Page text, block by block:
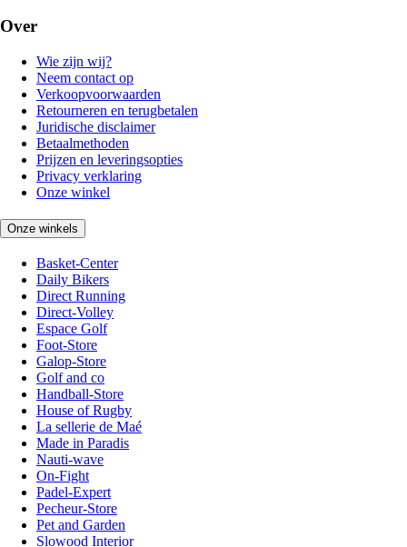
Over
Wie zijn wij?
Neem contact op
Verkoopvoorwaarden
Retourneren en terugbetalen
Juridische disclaimer
Betaalmethoden
Prijzen en leveringsopties
Privacy verklaring
Onze winkel
Onze winkels
Basket-Center
Daily Bikers
Direct Running
Direct-Volley
Espace Golf
Foot-Store
Galop-Store
Golf and co
Handball-Store
House of Rugby
La sellerie de Maé
Made in Paradis
Nauti-wave
On-Fight
Padel-Expert
Pecheur-Store
Pet and Garden
Slowood Interior